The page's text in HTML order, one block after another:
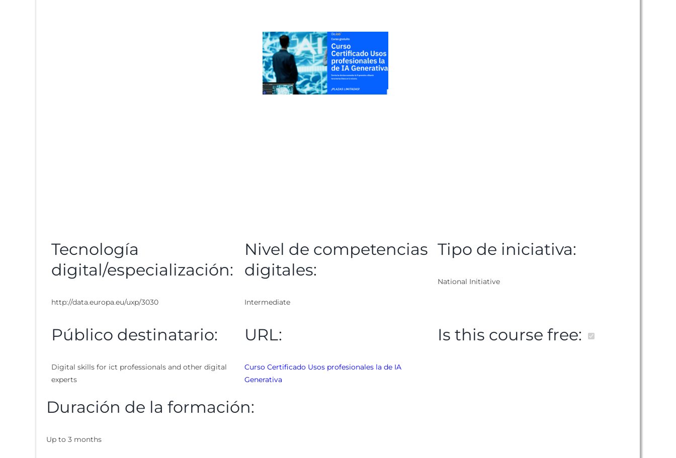
Tecnología
digital/especialización:
http://data.europa.eu/uxp/3030
Nivel de competencias
digitales:
Intermediate
Tipo de iniciativa:
National Initiative
Público destinatario:
Digital skills for ict professionals and other digital
experts
URL:
Curso Certificado Usos profesionales la de IA
Generativa
Is this course free:
Duración de la formación:
Up to 3 months